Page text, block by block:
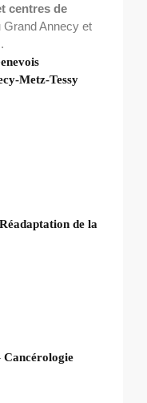
centres de
Grand Annecy et
Metz-Tessy
de la